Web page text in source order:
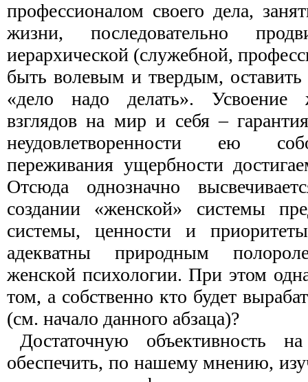
профессионалом своего дела,
жизни, последовательно
иерархической (служебной,
быть волевым и твердым, оставить
«дело надо делать».
взглядов на мир и себя –
неудовлетворенности ею
переживания ущербности
Отсюда однозначно
создании «женской» системы
системы, ценности и
адекватны природным
женской психологии. При этом
том, а собственно кто будет
(см. начало данного абзаца)?
Достаточную объективность
обеспечить, по нашему мнению,